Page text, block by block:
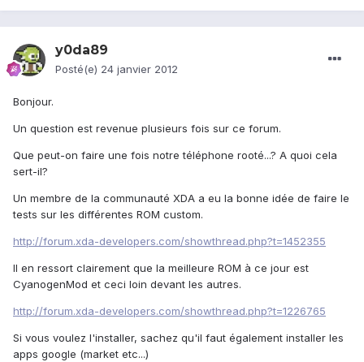
y0da89
Posté(e) 24 janvier 2012
Bonjour.
Un question est revenue plusieurs fois sur ce forum.
Que peut-on faire une fois notre téléphone rooté...? A quoi cela
sert-il?
Un membre de la communauté XDA a eu la bonne idée de faire le
tests sur les différentes ROM custom.
http://forum.xda-developers.com/showthread.php?t=1452355
Il en ressort clairement que la meilleure ROM à ce jour est
CyanogenMod et ceci loin devant les autres.
http://forum.xda-developers.com/showthread.php?t=1226765
Si vous voulez l'installer, sachez qu'il faut également installer les
apps google (market etc...)